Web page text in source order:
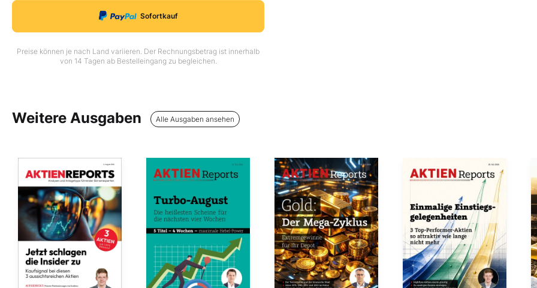
Sofortkauf
Preise können je nach Land variieren. Der Rechnungsbetrag ist innerhalb
von 14 Tagen ab Bestelleingang zu begleichen.
Weitere Ausgaben Alle Ausgaben ansehen